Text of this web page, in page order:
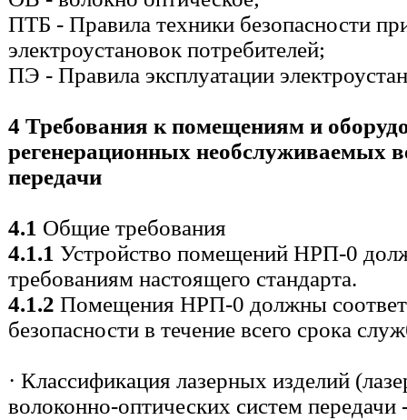
ПТБ - Правила техники безопасности
электроустановок потребителей;
ПЭ - Правила эксплуатации
4 Требования к помещениям и
регенерационных необслуживаемых
передачи
4.1 Общие требования
4.1.1 Устройство помещений НРП-0
требованиям настоящего стандарта.
4.1.2 Помещения НРП-0 должны
безопасности в течение всего срока
· Классификация лазерных изделий
волоконно-оптических систем